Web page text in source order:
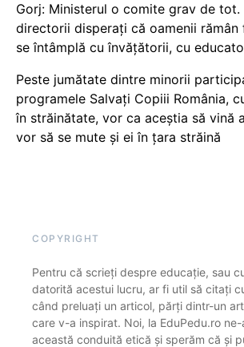
Gorj: Ministerul o comite grav de tot.
directorii disperați că oamenii rămân
se întâmplă cu învățătorii, cu
Peste jumătate dintre minorii
programele Salvați Copiii România,
în străinătate, vor ca aceștia să vină
vor să se mute și ei în țara străină
COPYRIGHT
Pentru că scrieți despre educație, sau
datorită acestui lucru, ar fi util să citați
când preluați un articol, părți dintr-un
care v-a inspirat. Noi, la EduPedu.ro
această conduită etică și sperăm că și